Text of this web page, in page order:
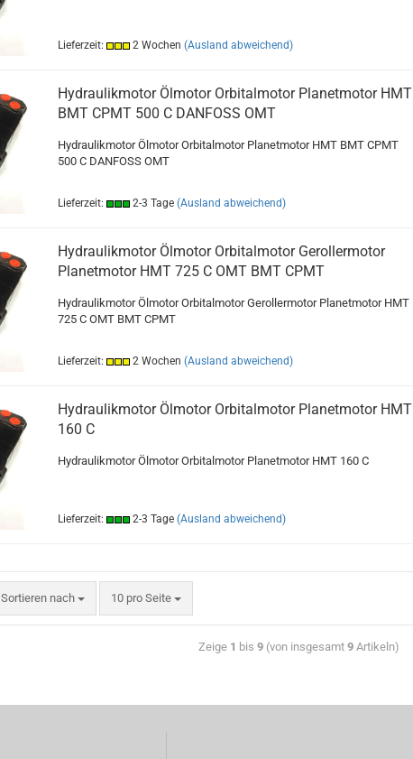
Lieferzeit: 2 Wochen (Ausland abweichend)
Hydraulikmotor Ölmotor Orbitalmotor Planetmotor HMT
BMT CPMT 500 C DANFOSS OMT
Hydraulikmotor Ölmotor Orbitalmotor Planetmotor HMT BMT CPMT
500 C DANFOSS OMT
Lieferzeit: 2-3 Tage (Ausland abweichend)
Hydraulikmotor Ölmotor Orbitalmotor Gerollermotor
Planetmotor HMT 725 C OMT BMT CPMT
Hydraulikmotor Ölmotor Orbitalmotor Gerollermotor Planetmotor HMT
725 C OMT BMT CPMT
Lieferzeit: 2 Wochen (Ausland abweichend)
Hydraulikmotor Ölmotor Orbitalmotor Planetmotor HMT
160 C
Hydraulikmotor Ölmotor Orbitalmotor Planetmotor HMT 160 C
Lieferzeit: 2-3 Tage (Ausland abweichend)
Sortieren nach 10 pro Seite
Zeige 1 bis 9(von insgesamt 9Artikeln)